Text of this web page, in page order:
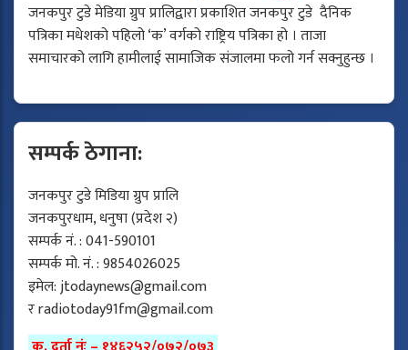
जनकपुर टुडे मेडिया ग्रुप प्रालिद्वारा प्रकाशित जनकपुर टुडे दैनिक
पत्रिका मधेशको पहिलो ‘क’ वर्गको राष्ट्रिय पत्रिका हो । ताजा
समाचारको लागि हामीलाई सामाजिक संजालमा फलो गर्न सक्नुहुन्छ ।
सम्पर्क ठेगाना:
जनकपुर टुडे मिडिया ग्रुप प्रालि
जनकपुरधाम, धनुषा (प्रदेश २)
सम्पर्क नं. : 041-590101
सम्पर्क मो. नं. : 9854026025
इमेल:jtodaynews@gmail.com
रradiotoday91fm@gmail.com